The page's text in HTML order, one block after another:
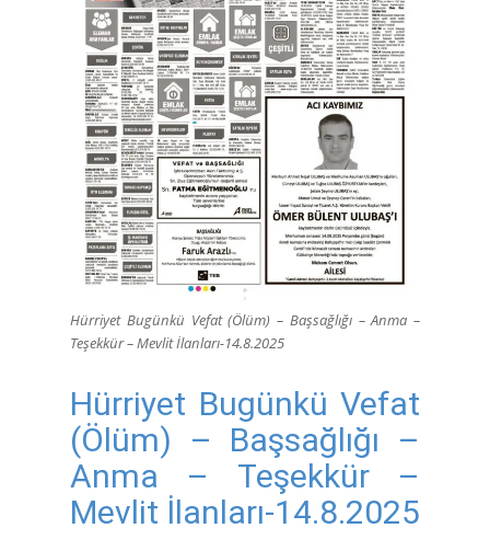
Hürriyet Bugünkü Vefat (Ölüm) – Başsağlığı – Anma –
Teşekkür – Mevlit İlanları-14.8.2025
Hürriyet Bugünkü Vefat
(Ölüm) – Başsağlığı –
Anma – Teşekkür –
Mevlit İlanları-14.8.2025